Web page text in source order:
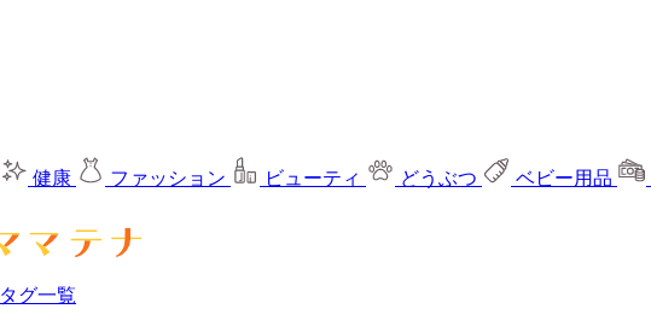
健康 ファッション ビューティ どうぶつ ベビー用品
タグ一覧